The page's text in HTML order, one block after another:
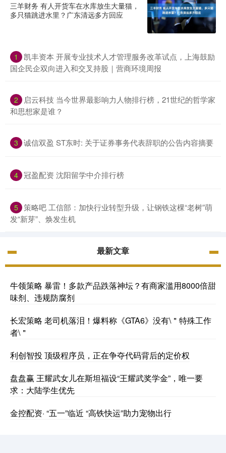
三羊财务 有人开货车在水库放生大量猫，
多只猫跳进水里？广东清远多方回应
1
凯丰资本 开展专业技术人才管理服务改革试点，上海鼓励
国企民企双向进入和交叉持股｜营商环境周报
2
启云科技 当今世界最影响力人物排行榜，21世纪的哲学家
和思想家是谁？
3 诚信双盈 ST东时: 关于证券事务代表辞职的公告内容摘要
4 冠盈配资 沈阳留学中介排行榜
5 策略吧 工信部：加快行业转型升级，让钢铁这棵“老树”萌
发“新芽”、焕发生机
最新文章
牛领策略 暴雷！多款产品跌落神坛？有商家滥用8000倍甜
味剂、违规防腐剂
长宏策略 老司机落泪！爆料称《GTA6》没有\＂特殊工作
者\＂
利创智投 顶级程序员，正在争夺代码背后的定价权
盘盘赢 王耀武女儿在斯坦福设“王耀武奖学金”，唯一要
求：大陆学生优先
金控配资· “五一”临近 “高铁快运”助力宠物出行